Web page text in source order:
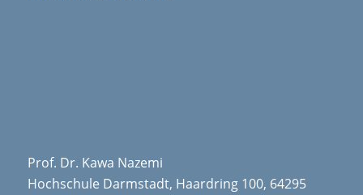
Prof. Dr. Kawa Nazemi
Hochschule Darmstadt, Haardring 100, 64295